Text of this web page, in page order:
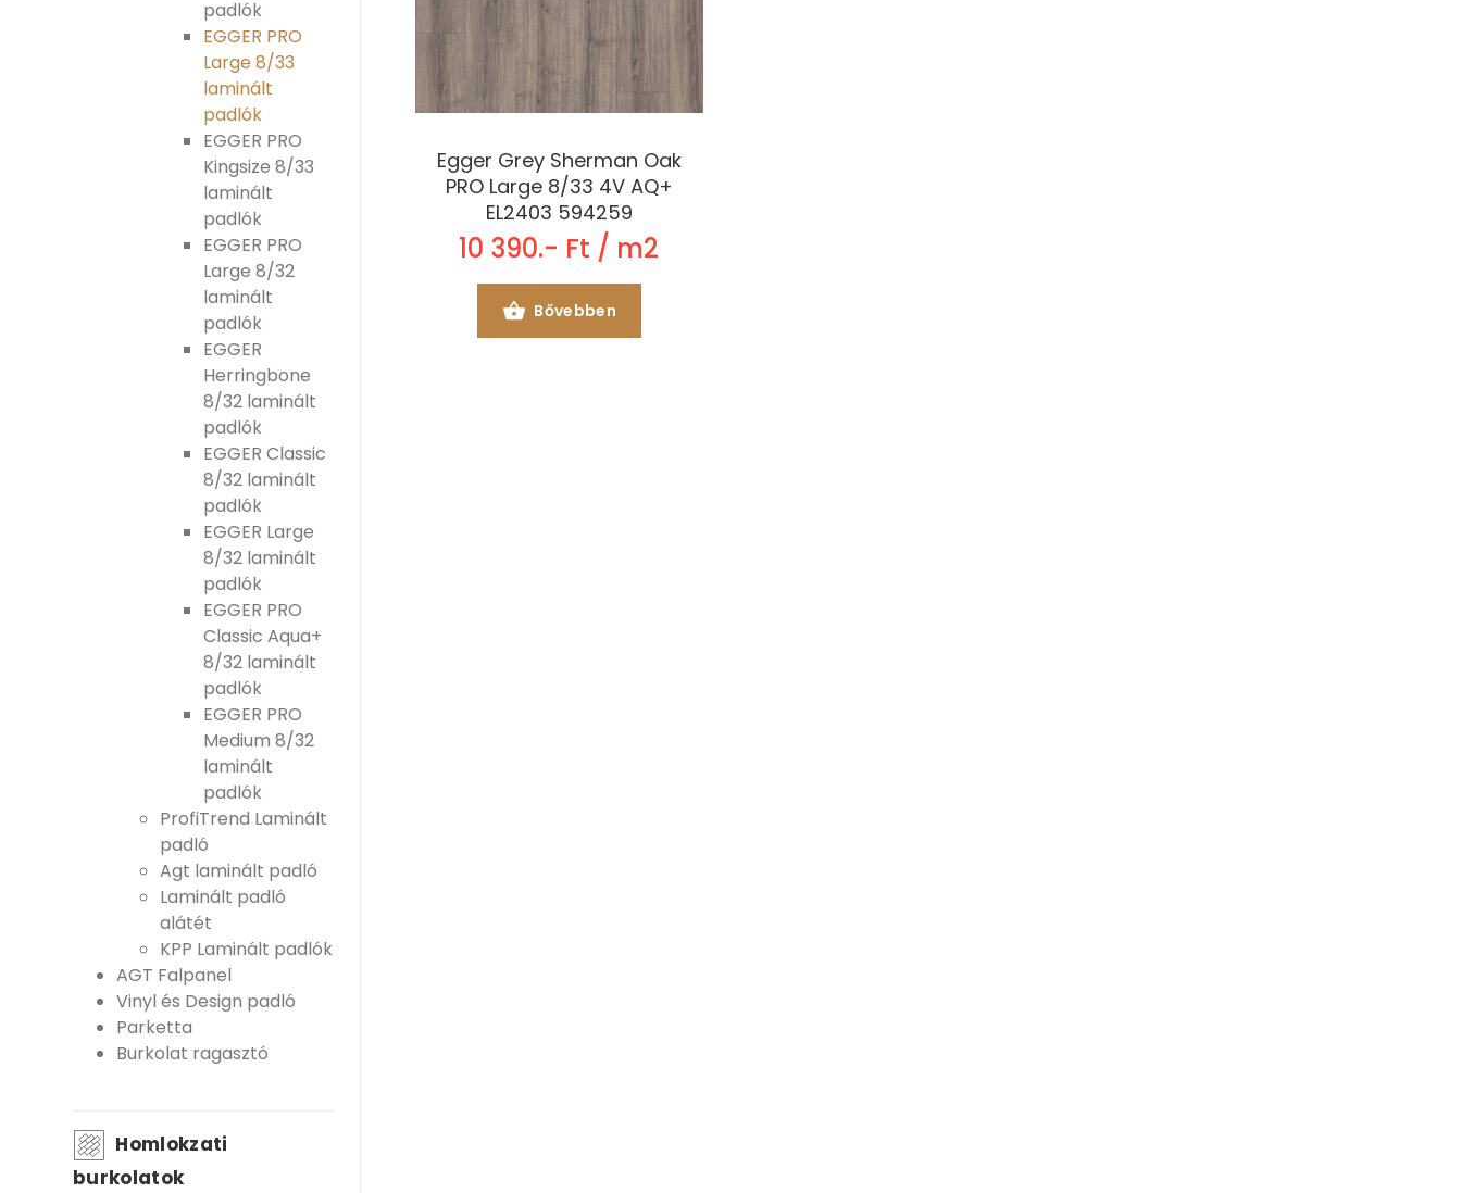
padlók
EGGER PRO
Large 8/33
laminált
padlók
EGGER PRO
Kingsize 8/33
laminált
padlók
EGGER PRO
Large 8/32
laminált
padlók
EGGER
Herringbone
8/32 laminált
padlók
EGGER Classic
8/32 laminált
padlók
EGGER Large
8/32 laminált
padlók
EGGER PRO
Classic Aqua+
8/32 laminált
padlók
EGGER PRO
Medium 8/32
laminált
padlók
ProfiTrend Laminált
padló
Agt laminált padló
Laminált padló
alátét
KPP Laminált padlók
AGT Falpanel
Vinyl és Design padló
Parketta
Burkolat ragasztó
Homlokzati
burkolatok
Egger Grey Sherman Oak
PRO Large 8/33 4V AQ+
EL2403 594259
10 390.- Ft / m2
Bővebben